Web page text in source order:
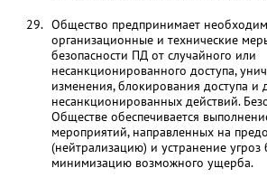
Общество предпринимает
организационные и технические
безопасности ПД от случайного или
несанкционированного доступа,
изменения, блокирования доступа и
несанкционированных действий.
Обществе обеспечивается
мероприятий, направленных на
(нейтрализацию) и устранение угроз
минимизацию возможного ущерба.